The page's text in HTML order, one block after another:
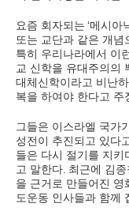
요즘 회자되는 ‘메시아
또는 교단과 같은 개
특히 우리나라에서 이
교 신학을 유대주의의
대체신학이라고 비난
복을 하여야 한다고 주
그들은 이스라엘 국가
성전이 추진되고 있다
들은 다시 절기를 지
고 말한다 최근에 김
을 근거로 만들어진 영
도운동 인사들과 함께